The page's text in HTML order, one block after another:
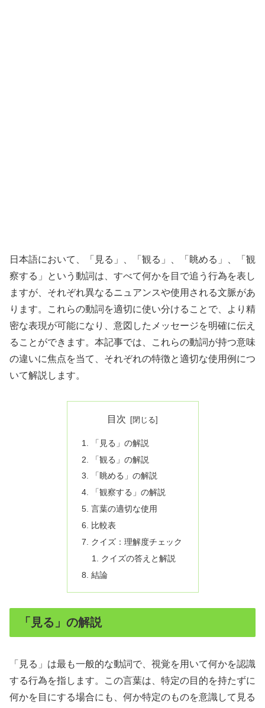
日本語において、「見る」、「観る」、「眺める」、「観
察する」という動詞は、すべて何かを目で追う行為を表し
ますが、それぞれ異なるニュアンスや使用される文脈があ
ります。これらの動詞を適切に使い分けることで、より精
密な表現が可能になり、意図したメッセージを明確に伝え
ることができます。本記事では、これらの動詞が持つ意味
の違いに焦点を当て、それぞれの特徴と適切な使用例につ
いて解説します。
目次
「見る」の解説
「観る」の解説
「眺める」の解説
「観察する」の解説
言葉の適切な使用
比較表
クイズ：理解度チェック
クイズの答えと解説
結論
「見る」の解説
「見る」は最も一般的な動詞で、視覚を用いて何かを認識
する行為を指します。この言葉は、特定の目的を持たずに
何かを目にする場合にも、何か特定のものを意識して見る